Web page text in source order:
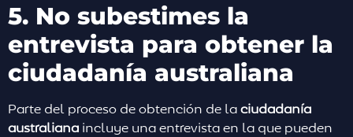
5. No subestimes la
entrevista para obtener la
ciudadanía australiana
Parte del proceso de obtención de la ciudadanía
australiana incluye una entrevista en la que pueden